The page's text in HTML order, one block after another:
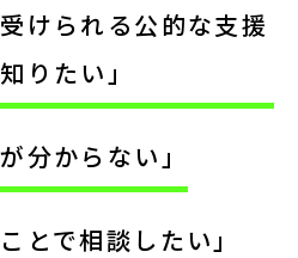
けられる公的な支援
りたい」
分からない」
とで相談したい」